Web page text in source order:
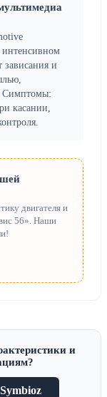
интенсивном
зависания и
Симптомы:
касании,
двигателя и
56». Наши
и